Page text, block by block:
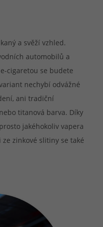
a svěží vzhled.
automobilů a
cigaretou se budete
nechybí odvážné
ani tradiční
titanová barva. Díky
jakéhokoliv vapera
zinkové slitiny se také